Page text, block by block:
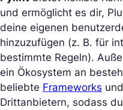
und ermöglicht es dir,
deine eigenen
hinzuzufügen (z. B. für
bestimmte Regeln).
ein Ökosystem an
beliebte Frameworks
Drittanbietern, sodass